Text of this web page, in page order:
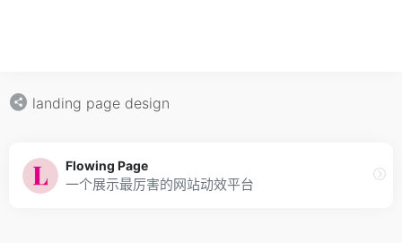
landing page design
Flowing Page
一个展示最厉害的网站动效平台